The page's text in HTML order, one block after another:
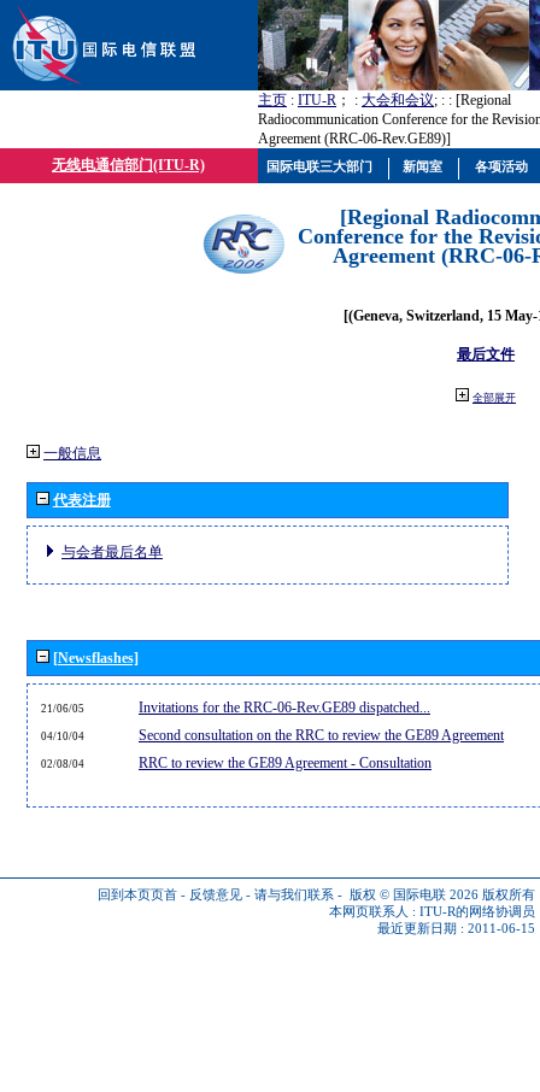
主页 : ITU-R ； : 大会和会议; : : [Regional
Radiocommunication Conference for the
Agreement (RRC-06-Rev.GE89)]
无线电通信部门(ITU-R)
[Regional
Conference for the
Agreement (RRC-06-
[(Geneva, Switzerland, 15
最后文件
全部展开
一般信息
代表注册
与会者最后名单
[Newsflashes]
21/06/05 Invitations for the RRC-06-Rev.GE89 dispatched...
04/10/04 Second consultation on the RRC to review the GE89 Agreement
02/08/04 RRC to review the GE89 Agreement - Consultation
回到本页页首 - 反馈意见 - 请与我们联系 - 版权 © 国际电联 2026 版权所有
本网页联系人 : ITU-R的网络协调员
最近更新日期 : 2011-06-15
国际电联三大部门 新闻室 各项活动